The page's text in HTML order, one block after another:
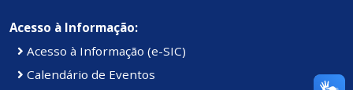
Acesso à Informação:
Acesso à Informação (e-SIC)
Calendário de Eventos